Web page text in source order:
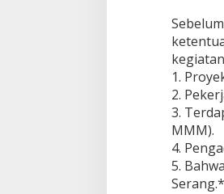
1.
2.
3.
MMM).
4.
5.